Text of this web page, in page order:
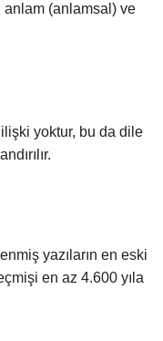
(anlamsal) ve
yoktur, bu da dile
yazıların en eski
en az 4.600 yıla